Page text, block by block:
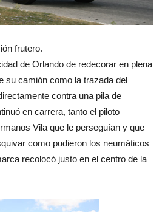
frutero.
de Orlando de redecorar en plena
su camión como la trazada del
contra una pila de
en carrera, tanto el piloto
Vila que le perseguían y que
como pudieron los neumáticos
recolocó justo en el centro de la